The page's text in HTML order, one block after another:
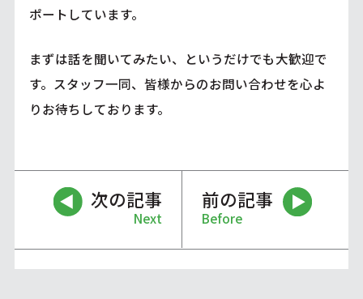
ポートしています。
まずは話を聞いてみたい、というだけでも大歓迎で
す。スタッフ一同、皆様からのお問い合わせを心よ
りお待ちしております。
次の記事
Next
前の記事
Before